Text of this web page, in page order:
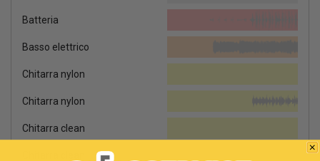
Batteria
Basso elettrico
Chitarra nylon
Chitarra nylon
Chitarra clean